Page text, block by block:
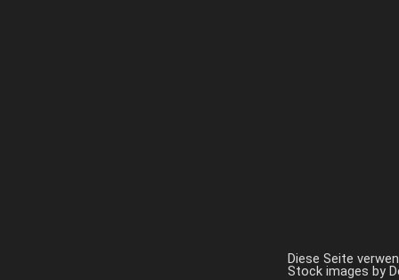
Diese Seite
Stock images by